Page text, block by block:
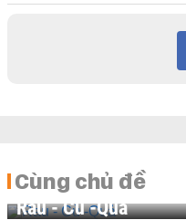
Cùng chủ đề
Rau - Củ -Quả